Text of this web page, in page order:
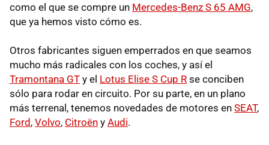
como el que se compre un Mercedes-Benz S 65 AMG,
que ya hemos visto cómo es.
Otros fabricantes siguen emperrados en que seamos
mucho más radicales con los coches, y así el
Tramontana GT y el Lotus Elise S Cup R se conciben
sólo para rodar en circuito. Por su parte, en un plano
más terrenal, tenemos novedades de motores en SEAT,
Ford, Volvo, Citroën y Audi.